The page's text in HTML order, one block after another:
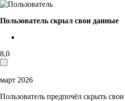
Пользователь скрыл свои данные
8,0
март 2026
Пользователь предпочёл скрыть